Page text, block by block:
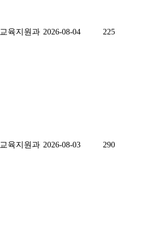
교육지원과 2026-08-04 225
교육지원과 2026-08-03 290